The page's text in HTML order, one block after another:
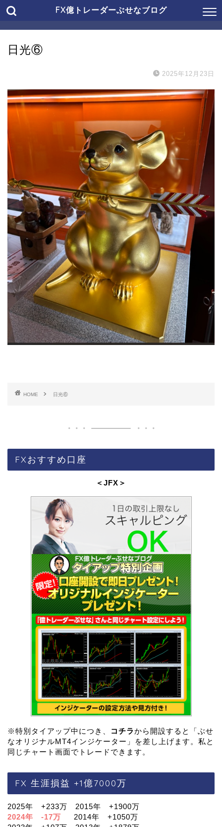
FX億トレーダーぶせなブログ
日光⑥
2025年12月23日
HOME 日光⑥
FXおすすめ口座
＜JFX ＞
※特別タイアップ中につき、 コチラから開設すると「ぶせ
なオリジナルMT4インジケーター」を差し上げます。私と
同じチャート画面でトレードできます。
FX 生涯損益 +1億7000万
2025年 +233万 2015年 +1900万
2024年 -17万
2014年 +1050万